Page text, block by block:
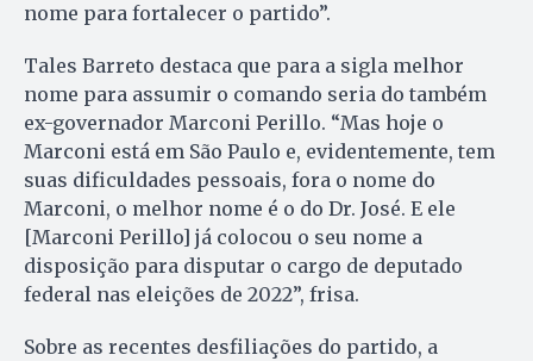
nome para fortalecer o partido”.
Tales Barreto destaca que para a sigla melhor
nome para assumir o comando seria do também
ex-governador Marconi Perillo. “Mas hoje o
Marconi está em São Paulo e, evidentemente, tem
suas dificuldades pessoais, fora o nome do
Marconi, o melhor nome é o do Dr. José. E ele
[Marconi Perillo] já colocou o seu nome a
disposição para disputar o cargo de deputado
federal nas eleições de 2022”, frisa.
Sobre as recentes desfiliações do partido, a